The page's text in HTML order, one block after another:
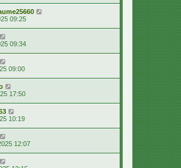
09:25
09:34
09:00
17:50
10:19
12:07